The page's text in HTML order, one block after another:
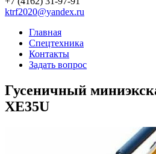
ktrf2020@yandex.ru
Главная
Спецтехника
Контакты
Задать вопрос
Гусеничный
XE35U